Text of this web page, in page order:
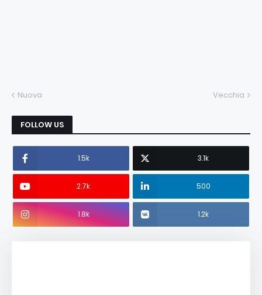
Nuova Vecchia
FOLLOW US
1.5k 3.1k
2.7k 500
1.8k 1.2k